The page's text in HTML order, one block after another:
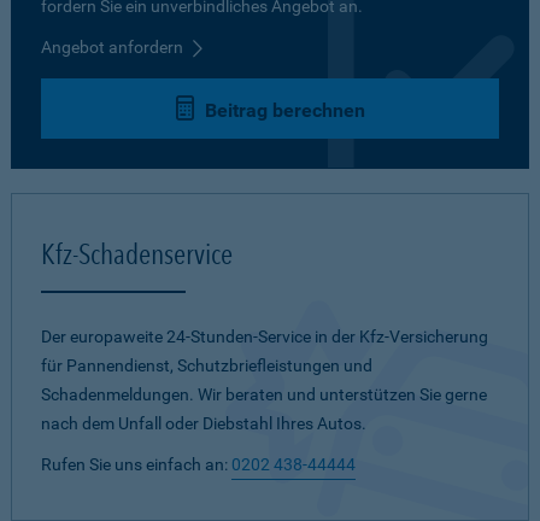
fordern Sie ein unverbindliches Angebot an.
Angebot anfordern
Beitrag berechnen
Kfz-Schadenservice
Der europaweite 24-Stunden-Service in der Kfz-Versicherung
für Pannendienst, Schutzbriefleistungen und
Schadenmeldungen. Wir beraten und unterstützen Sie gerne
nach dem Unfall oder Diebstahl Ihres Autos.
Rufen Sie uns einfach an: 0202 438-44444